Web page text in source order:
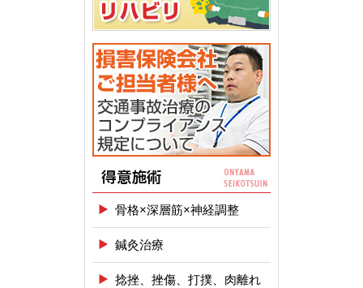
骨格×深層筋×神経調整
鍼灸治療
捻挫、挫傷、打撲、肉離れ